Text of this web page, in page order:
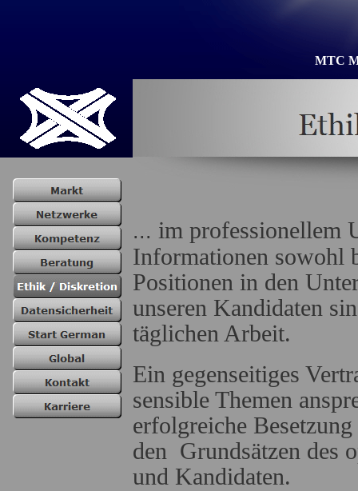
MTC
... im professionellem
Informationen sowohl
Positionen in den
unseren Kandidaten
täglichen Arbeit.
Ein gegenseitiges
sensible Themen
erfolgreiche
den Grundsätzen des
und Kandidaten.